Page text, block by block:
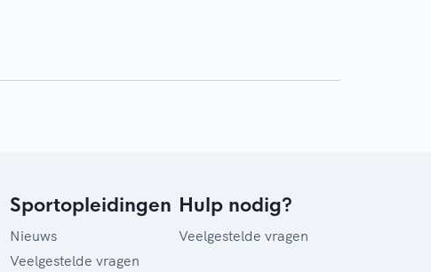
Sportopleidingen
Nieuws
Veelgestelde vragen
Hulp nodig?
Veelgestelde vragen